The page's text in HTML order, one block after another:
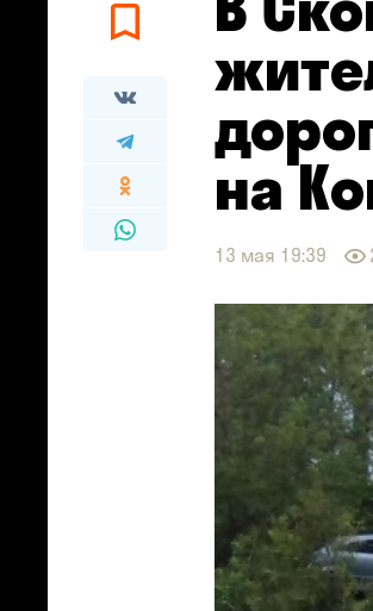
на
13 мая 19:39